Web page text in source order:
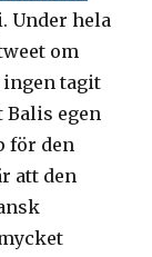
Under hela
om
ingen tagit
egen
för den
att den